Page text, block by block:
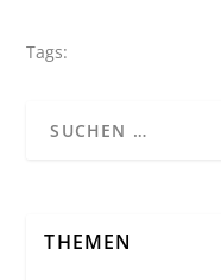
Tags:
THEMEN